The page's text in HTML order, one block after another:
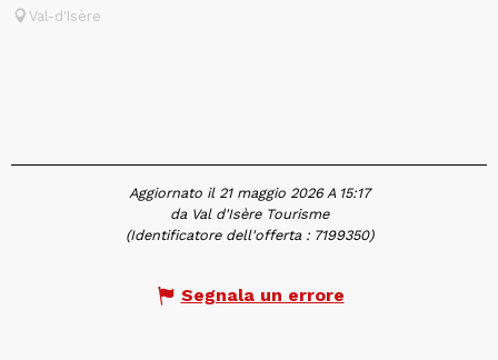
Val-d'Isère
Aggiornato il 21 maggio 2026 A 15:17
da Val d'Isère Tourisme
(Identificatore dell'offerta : 7199350)
Segnala un errore